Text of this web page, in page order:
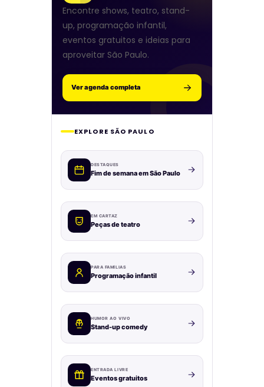
Encontre shows, teatro, stand-
up, programação infantil,
eventos gratuitos e ideias para
aproveitar São Paulo.
Ver agenda completa
EXPLORE SÃO PAULO
DESTAQUES
Fim de semana em São Paulo
EM CARTAZ
Peças de teatro
PARA FAMÍLIAS
Programação infantil
HUMOR AO VIVO
Stand-up comedy
ENTRADA LIVRE
Eventos gratuitos